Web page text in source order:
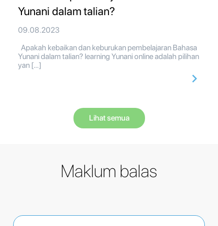
Yunani dalam talian?
09.08.2023
Apakah kebaikan dan keburukan pembelajaran Bahasa
Yunani dalam talian? learning Yunani online adalah pilihan
yan […]
Lihat semua
Maklum balas